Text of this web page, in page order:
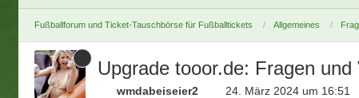
Fußballforum und Ticket-Tauschbörse für Fußballtickets Allgemeines
Upgrade tooor.de: Fragen
wmdabeiseier2 24. März 2024 um 16:51